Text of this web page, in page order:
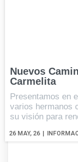
Nuevos
Carmelita
26 MAY, 26
Presentamos en
varios hermanos
su visión para